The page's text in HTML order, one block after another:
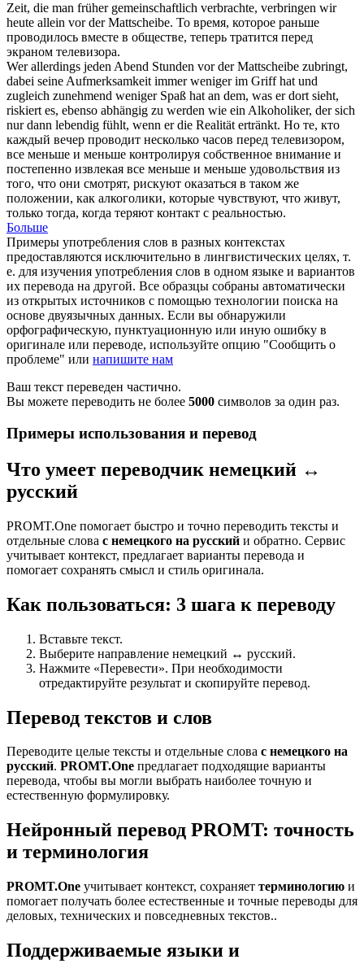
Zeit, die man früher gemeinschaftlich verbrachte, verbringen wir
heute allein vor derMattscheibe. То время, которое раньше
проводилось вместе в обществе, теперь тратится перед
экраном телевизора.
Wer allerdings jeden Abend Stunden vor derMattscheibe zubringt,
dabei seine Aufmerksamkeit immer weniger im Griff hat und
zugleich zunehmend weniger Spaß hat an dem, was er dort sieht,
riskiert es, ebenso abhängig zu werden wie ein Alkoholiker, der sich
nur dann lebendig fühlt, wenn er die Realität ertränkt. Но те, кто
каждый вечер проводит несколько часов перед телевизором,
все меньше и меньше контролируя собственное внимание и
постепенно извлекая все меньше и меньше удовольствия из
того, что они смотрят, рискуют оказаться в таком же
положении, как алкоголики, которые чувствуют, что живут,
только тогда, когда теряют контакт с реальностью.
Больше
Примеры употребления слов в разных контекстах
предоставляются исключительно в лингвистических целях, т.
е. для изучения употребления слов в одном языке и вариантов
их перевода на другой. Все образцы собраны автоматически
из открытых источников с помощью технологии поиска на
основе двуязычных данных. Если вы обнаружили
орфографическую, пунктуационную или иную ошибку в
оригинале или переводе, используйте опцию "Сообщить о
проблеме" или напишите нам
Ваш текст переведен частично.
Вы можете переводить не более 5000 символов за один раз.
Примеры использования и перевод
Что умеет переводчик немецкий ↔
русский
PROMT.One помогает быстро и точно переводить тексты и
отдельные слова с немецкого на русский и обратно. Сервис
учитывает контекст, предлагает варианты перевода и
помогает сохранять смысл и стиль оригинала.
Как пользоваться: 3 шага к переводу
Вставьте текст.
Выберите направление немецкий ↔ русский.
Нажмите «Перевести». При необходимости
отредактируйте результат и скопируйте перевод.
Перевод текстов и слов
Переводите целые тексты и отдельные слова с немецкого на
русский. PROMT.One предлагает подходящие варианты
перевода, чтобы вы могли выбрать наиболее точную и
естественную формулировку.
Нейронный перевод PROMT: точность
и терминология
PROMT.One учитывает контекст, сохраняет терминологию и
помогает получать более естественные и точные переводы для
деловых, технических и повседневных текстов..
Поддерживаемые языки и